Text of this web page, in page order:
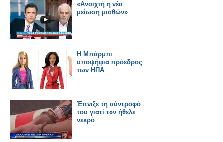
«Ανοιχτή η νέα
μείωση μισθών»
Η Μπάρμπι
υποψήφια πρόεδρος
των ΗΠΑ
Έπνιξε τη σύντροφό
του γιατί τον ήθελε
νεκρό